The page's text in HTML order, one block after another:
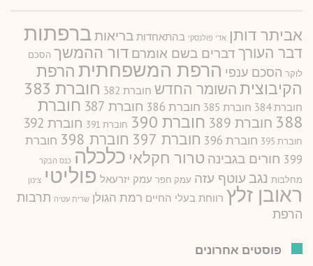
אביתר דותן אדי פולנסקי בהתאחדות בריאותברפתות
דבר העורך דברים בשם אומרם דור ההמשך הסכם
לוקר הסכם ענפי הרפת המשפחתית הרפת
הקיבוציתהשומר החדש חוברת 382 חוברת 383
חוברת 384 חוברת 385 חוברת 386 חוברת 387
חוברת
388 חוברת 389 חוברת 390 חוברת 391 חוברת 392
חוברת 395 חוברת 396 חוברת 397 חוברת 398
חוברת
399 חורים בגבינה טרור חקלאי כלכלה כנס הבקר
מחלבות נגב עוטף עזה עמק חפר עמק יזרעאל פוליטי צינון
ראובן זלץ רווחת בעלי החיים רמת הגולן שרית עטיה תרבות
הרפת
פוסטים אחרונים